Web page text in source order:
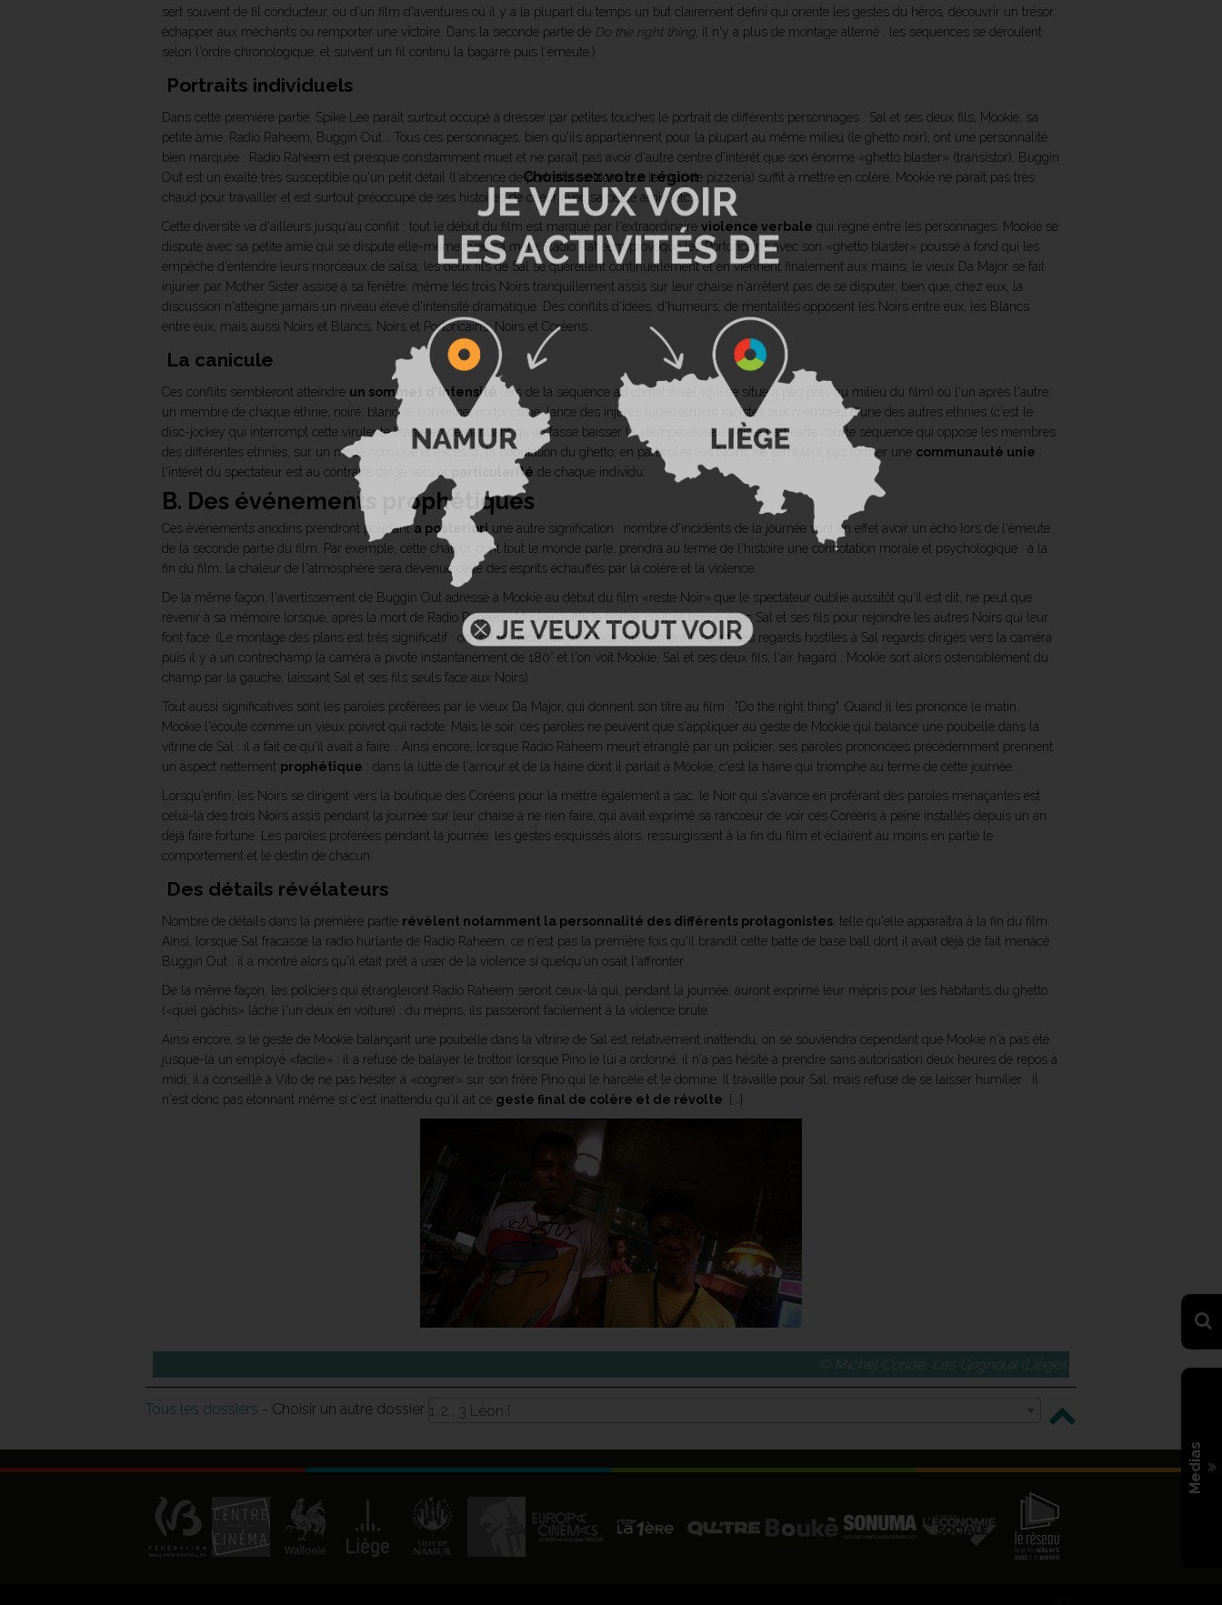
Medias
sert souvent de fil conducteur, ou d'un film d'aventures où il y a la plupart du temps un but clairement défini qui oriente les gestes du héros, découvrir un trésor,
échapper aux méchants ou remporter une victoire. Dans la seconde partie de Do the right thing , il n'y a plus de montage alterné : les séquences se déroulent
selon l'ordre chronologique, et suivent un fil continu la bagarre puis l'émeute.)
Portraits individuels
Dans cette première partie, Spike Lee paraît surtout occupé à dresser par petites touches le portrait de différents personnages : Sal et ses deux fils, Mookie, sa
petite amie, Radio Raheem, Buggin Out... Tous ces personnages, bien qu'ils appartiennent pour la plupart au même milieu (le ghetto noir), ont une personnalité
bien marquée : Radio Raheem est presque constamment muet et ne paraît pas avoir d'autre centre d'intérêt que son énorme «ghetto blaster» (transistor), Buggin
Out est un exalté très susceptible qu'un petit détail (l'absence de portraits de Noirs sur le mur de pizzeria) suffit à mettre en colère, Mookie ne paraît pas très
chaud pour travailler et est surtout préoccupé de ses histoires de coeur avec sa petite amie, etc.
Cette diversité va d'ailleurs jusqu'au conflit : tout le début du film est marqué par l'extraordinaire violence verbale qui règne entre les personnages. Mookie se
dispute avec sa petite amie qui se dispute elle-même avec sa mère; Radio Raheem provoque les Portoricains avec son «ghetto blaster» poussé à fond qui les
empêche d'entendre leurs morceaux de salsa; les deux fils de Sal se querellent continuellement et en viennent finalement aux mains; le vieux Da Major se fait
injurier par Mother Sister assise à sa fenêtre; même les trois Noirs tranquillement assis sur leur chaise n'arrêtent pas de se disputer, bien que, chez eux, la
discussion n'atteigne jamais un niveau élevé d'intensité dramatique. Des conflits d'idées, d'humeurs, de mentalités opposent les Noirs entre eux, les Blancs
entre eux, mais aussi Noirs et Blancs, Noirs et Portoricains, Noirs et Coréens...
La canicule
Ces conflits sembleront atteindre un sommet d'intensité
lors de la séquence au climat irréel (qui se situe à peu près au milieu du film) où l'un après l'autre,
un membre de chaque ethnie, noire, blanche, coréenne, portoricaine, lance des injures furieusement racistes aux membres d'une des autres ethnies (c'est le
disc-jockey qui interrompt cette virulente litanie en demandant qu'on fasse baisser la «température»). Mis à part cette courte séquence qui oppose les membres
des différentes ethnies, sur un mode comique et excessif, la population du ghetto, en particulier les Noirs, ne semblent pas former une communauté unie :
l'intérêt du spectateur est au contraire dirigé vers la
particularité de chaque individu.
B. Des événements prophétiques
Ces événements anodins prendront pourtanta posteriori une autre signification : nombre d'incidents de la journée vont en effet avoir un écho lors de l'émeute
de la seconde partie du film. Par exemple, cette chaleur dont tout le monde parle, prendra au terme de l'histoire une connotation morale et psychologique : à la
fin du film, la chaleur de l'atmosphère sera devenue celle des esprits échauffés par la colère et la violence.
De la même façon, l'avertissement de Buggin Out adressé à Mookie au début du film «reste Noir» que le spectateur oublie aussitôt qu'il est dit, ne peut que
revenir à sa mémoire lorsque, après la mort de Radio Raheem, Mookie quitte le trottoir où il se trouve avec Sal et ses fils pour rejoindre les autres Noirs qui leur
font face. (Le montage des plans est très significatif : on voit les Noirs alignés face à la caméra lançant des regards hostiles à Sal regards dirigés vers la caméra
puis il y a un contrechamp la caméra a pivoté instantanément de 180° et l'on voit Mookie, Sal et ses deux fils, l'air hagard : Mookie sort alors ostensiblement du
champ par la gauche, laissant Sal et ses fils seuls face aux Noirs).
Tout aussi significatives sont les paroles proférées par le vieux Da Major, qui donnent son titre au film : "Do the right thing". Quand il les prononce le matin,
Mookie l'écoute comme un vieux poivrot qui radote. Mais le soir, ces paroles ne peuvent que s'appliquer au geste de Mookie qui balance une poubelle dans la
vitrine de Sal : il a fait ce qu'il avait à faire... Ainsi encore, lorsque Radio Raheem meurt étranglé par un policier, ses paroles prononcées précédemment prennent
un aspect nettement prophétique : dans la lutte de l'amour et de la haine dont il parlait à Mookie, c'est la haine qui triomphe au terme de cette journée...
Lorsqu'enfin, les Noirs se dirigent vers la boutique des Coréens pour la mettre également à sac, le Noir qui s'avance en proférant des paroles menaçantes est
celui-là des trois Noirs assis pendant la journée sur leur chaise à ne rien faire, qui avait exprimé sa rancoeur de voir ces Coréens à peine installés depuis un an
déjà faire fortune. Les paroles proférées pendant la journée, les gestes esquissés alors, ressurgissent à la fin du film et éclairent au moins en partie le
comportement et le destin de chacun.
Des détails révélateurs
Nombre de détails dans la première partie révèlent notamment la personnalité des différents protagonistes , telle qu'elle apparaîtra à la fin du film.
Ainsi, lorsque Sal fracasse la radio hurlante de Radio Raheem, ce n'est pas la première fois qu'il brandit cette batte de base ball dont il avait déjà de fait menacé
Buggin Out : il a montré alors qu'il était prêt à user de la violence si quelqu'un osait l'affronter.
De la même façon, les policiers qui étrangleront Radio Raheem seront ceux-là qui, pendant la journée, auront exprimé leur mépris pour les habitants du ghetto
(«quel gâchis» lâche l'un deux en voiture) : du mépris, ils passeront facilement à la violence brute.
Ainsi encore, si le geste de Mookie balançant une poubelle dans la vitrine de Sal est relativement inattendu, on se souviendra cependant que Mookie n'a pas été
jusque-là un employé «facile» : il a refusé de balayer le trottoir lorsque Pino le lui a ordonné, il n'a pas hésité à prendre sans autorisation deux heures de repos à
midi, il a conseillé à Vito de ne pas hésiter à «cogner» sur son frère Pino qui le harcèle et le domine. Il travaille pour Sal, mais refuse de se laisser humilier : il
n'est donc pas étonnant même si c'est inattendu qu'il ait ce geste final de colère et de révolte . [...]
© Michel Condé, Les Grignoux (Liège)
Tous les dossiers - Choisir un autre dossier 1, 2 , 3 Léon !
Choisissez votre région